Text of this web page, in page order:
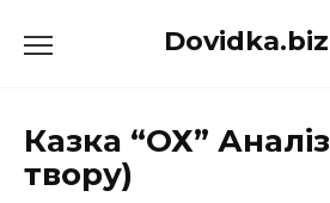
до
Казка “ОХ”
твору)